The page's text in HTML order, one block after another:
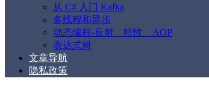
从 C# 入门 Kafka
多线程和异步
动态编程-反射、特性、AOP
表达式树
文章导航
隐私政策